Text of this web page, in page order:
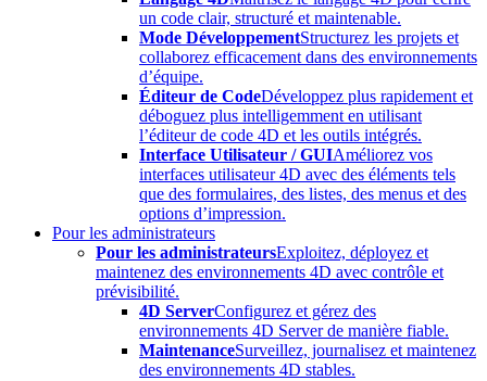
un code clair, structuré et maintenable.
Mode DéveloppementStructurez les projets et
collaborez efficacement dans des environnements
d’équipe.
Éditeur de CodeDéveloppez plus rapidement et
déboguez plus intelligemment en utilisant
l’éditeur de code 4D et les outils intégrés.
Interface Utilisateur / GUIAméliorez vos
interfaces utilisateur 4D avec des éléments tels
que des formulaires, des listes, des menus et des
options d’impression.
Pour les administrateurs
Pour les administrateursExploitez, déployez et
maintenez des environnements 4D avec contrôle et
prévisibilité.
4D ServerConfigurez et gérez des
environnements 4D Server de manière fiable.
MaintenanceSurveillez, journalisez et maintenez
des environnements 4D stables.